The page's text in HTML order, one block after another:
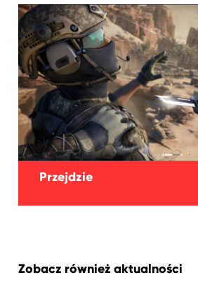
Przejdzie
Zobacz również aktualności